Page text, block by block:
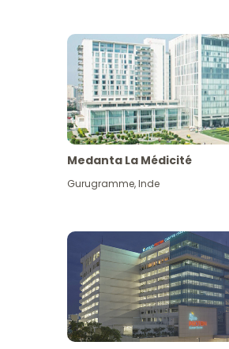
Medanta La Médicité
Gurugramme,Inde